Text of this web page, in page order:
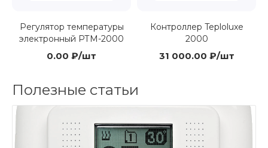
Регулятор температуры
электронный РТМ-2000
0.00 ₽/шт
Контроллер Teploluxe
2000
31 000.00 ₽/шт
Полезные статьи